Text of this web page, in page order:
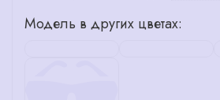
Модель в других цветах: